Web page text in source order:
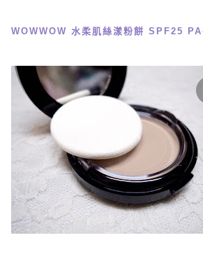
WOWWOW 水柔肌絲漾粉餅 SPF25